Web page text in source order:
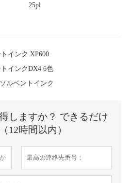
25pl
インク XP600
インクDX4 6色
ルベントインク
しますか？ できるだけ
12時間以内）